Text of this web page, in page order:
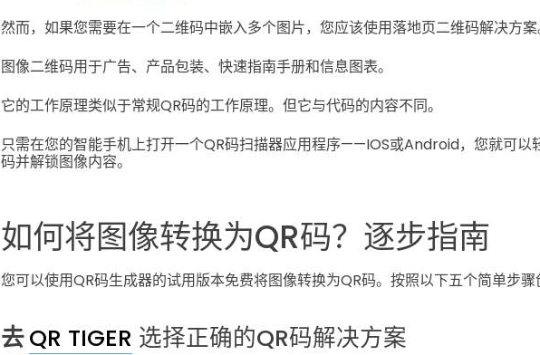
然而，如果您需要在一个二维码中嵌入多个图片，您应该使用落地页二维码解决方
图像二维码用于广告、产品包装、快速指南手册和信息图表。
它的工作原理类似于常规QR码的工作原理。但它与代码的内容不同。
只需在您的智能手机上打开一个QR码扫描器应用程序——IOS或Android，您就可以
码并解锁图像内容。
如何将图像转换为QR码？逐步指南
您可以使用QR码生成器的试用版本免费将图像转换为QR码。按照以下五个简单步
去QR TIGER 选择正确的QR码解决方案